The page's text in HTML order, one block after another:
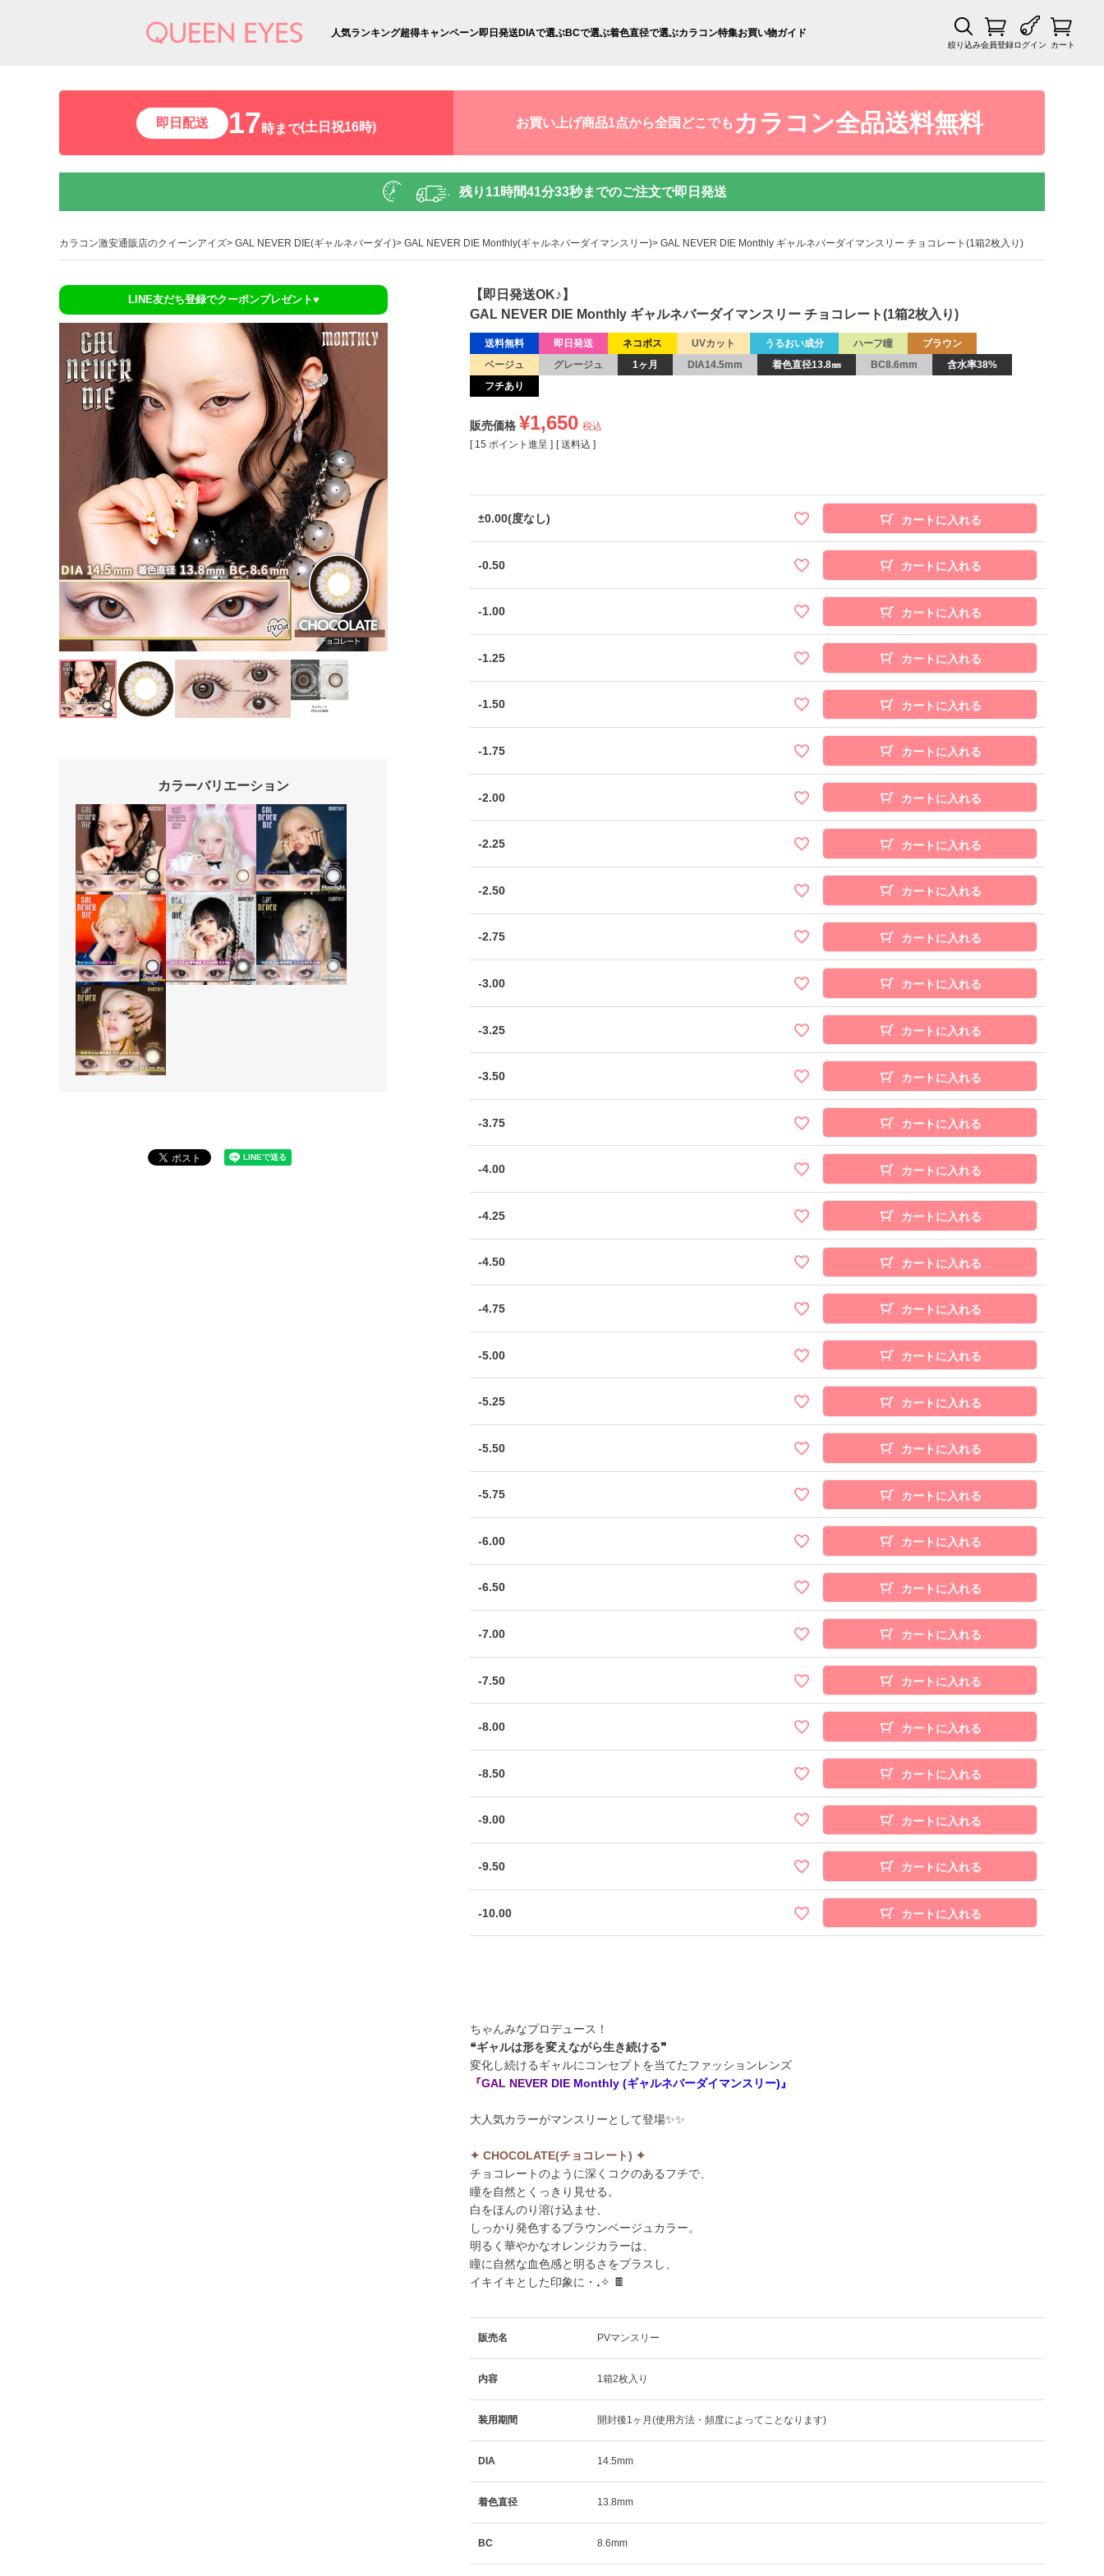
人気ランキング超得キャンペーン即日発送DIAで選ぶBCで選ぶ着色直径で選ぶカラコン特集お買い物ガイド
絞り込み会員登録ログイン カート
即日配送 17時まで(土日祝16時) お買い上げ商品1点から全国どこでも カラコン全品送料無料
残り 11時間41分32秒までのご注文で即日発送
カラコン激安通販店のクイーンアイズ GAL NEVER DIE(ギャルネバーダイ) GAL NEVER DIE Monthly(ギャルネバーダイマンスリー) GAL NEVER DIE Monthly ギャルネバーダイマンスリー チョコレート(1箱2枚入り)
LINE友だち登録でクーポンプレゼント♥
カラーバリエーション
【即日発送OK♪】
GAL NEVER DIE Monthly ギャルネバーダイマンスリー チョコレート(1箱2枚入り)
送料無料 即日発送 ネコポス UVカット うるおい成分 ハーフ瞳
ブラウン
ベージュ
グレージュ 1ヶ月 DIA14.5mm 着色直径13.8㎜ BC8.6mm
含水率38%
フチあり
販売価格 ¥1,650 税込
[ 15 ポイント進呈 ] 送料込
±0.00(度なし) カートに入れる
-0.50 カートに入れる
-1.00 カートに入れる
-1.25 カートに入れる
-1.50 カートに入れる
-1.75 カートに入れる
-2.00 カートに入れる
-2.25 カートに入れる
-2.50 カートに入れる
-2.75 カートに入れる
-3.00 カートに入れる
-3.25 カートに入れる
-3.50 カートに入れる
-3.75 カートに入れる
-4.00 カートに入れる
-4.25 カートに入れる
-4.50 カートに入れる
-4.75 カートに入れる
-5.00 カートに入れる
-5.25 カートに入れる
-5.50 カートに入れる
-5.75 カートに入れる
-6.00 カートに入れる
-6.50 カートに入れる
-7.00 カートに入れる
-7.50 カートに入れる
-8.00 カートに入れる
-8.50 カートに入れる
-9.00 カートに入れる
-9.50 カートに入れる
-10.00 カートに入れる
ちゃんみなプロデュース！
❝ギャルは形を変えながら生き続ける❞
変化し続けるギャルにコンセプトを当てたファッションレンズ
『GAL NEVER DIE Monthly (ギャルネバーダイマンス リ ー)』
大人気カラーがマンスリーとして登場✨✨
✦ CHOCOLATE(チョコレート) ✦
チョコレートのように深くコクのあるフチで、
瞳を自然とくっきり見せる。
白をほんのり溶け込ませ、
しっかり発色するブラウンベージュカラー。
明るく華やかなオレンジカラーは、
瞳に自然な血色感と明るさをプラスし、
イキイキとした印象に・₊✧ 🍫
販売名 PVマンスリー
内容 1箱2枚入り
装用期間 開封後1ヶ月(使用方法・頻度によってことなります)
DIA 14.5mm
着色直径 13.8mm
BC 8.6mm